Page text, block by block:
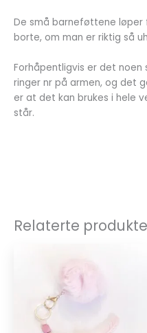
De små barneføttene løper
borte, om man er riktig så
Forhåpentligvis er det noen
ringer nr på armen, og det
er at det kan brukes i hele
står.
Relaterte